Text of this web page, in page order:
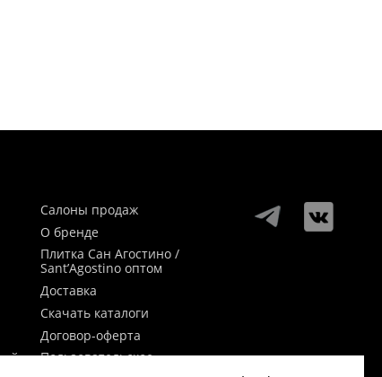
Салоны продаж
О бренде
Плитка Сан Агостино /
Sant’Agostino оптом
Доставка
Скачать каталоги
Договор-оферта
Пользовательское